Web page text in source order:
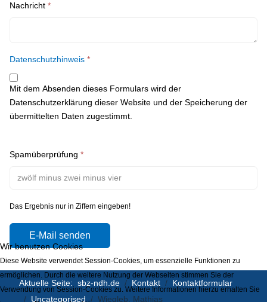
Nachricht *
Datenschutzhinweis *
Mit dem Absenden dieses Formulars wird der
Datenschutzerklärung dieser Website und der Speicherung der
übermittelten Daten zugestimmt.
Spamüberprüfung*
Das Ergebnis nur in Ziffern eingeben!
E-Mail senden
Aktuelle Seite:sbz-ndh.de Kontakt
Kontaktformular
Uncategorised
Wiegleb, Mathias
Wir benutzen Cookies
Diese Website verwendet Session-Cookies, um essenzielle Funktionen zu
ermöglichen. Durch die weitere Nutzung der Webseiten stimmen Sie der
Verwendung von Session-Cookies zu. Weitere Informationen hierzu erhalten Sie